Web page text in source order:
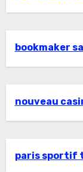
bookmaker
nouveau
paris sportif